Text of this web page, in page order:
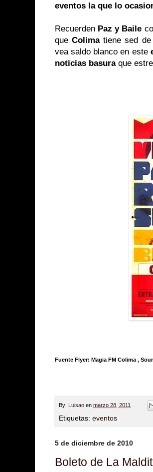
eventos la que lo
Recuerden Paz y Baile
queColimatiene sed de
vea saldo blanco en este
noticias basuraque
Fuente Flyer: Magia FM Colima,
By Luisao en marzo 28, 2011
Etiquetas: eventos
5 de diciembre de 2010
Boleto de La